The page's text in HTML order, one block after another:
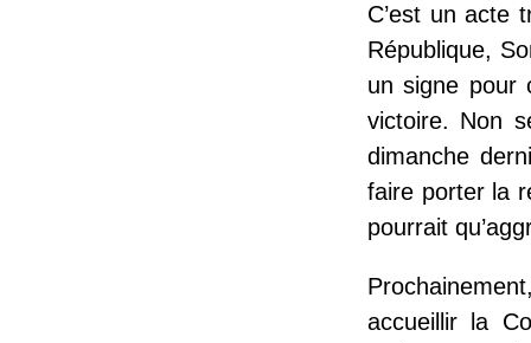
C’est un acte
République,
un signe pour
victoire. Non
dimanche
faire porter la
pourrait
accueillir la